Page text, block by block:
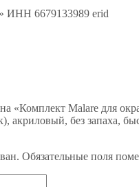
6679133989 erid
«Комплект Malare для
акриловый, без запаха,
Обязательные поля